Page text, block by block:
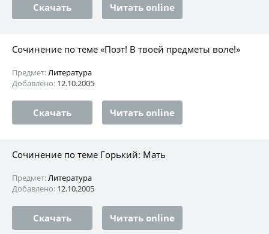
Скачать Читать online
Сочинение по теме «Поэт! В твоей предметы воле!»
Предмет:Литература
Добавлено: 12.10.2005
Скачать Читать online
Сочинение по теме Горький: Мать
Предмет:Литература
Добавлено: 12.10.2005
Скачать Читать online